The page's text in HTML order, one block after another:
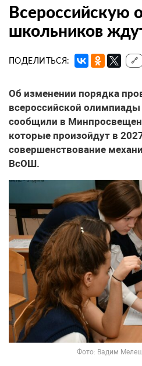
Всероссийскую
школьников
ПОДЕЛИТЬСЯ: 🔗
Об изменении порядка
всероссийской
сообщили в
которые произойдут в
совершенствование
ВсОШ.
Фото: Вадим